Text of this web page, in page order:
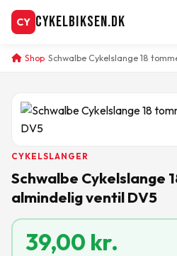
CY CykelBiksen.dk
Shop Schwalbe Cykelslange 18
CYKELSLANGER
Schwalbe Cykelslange
almindelig ventil DV5
39,00 kr.